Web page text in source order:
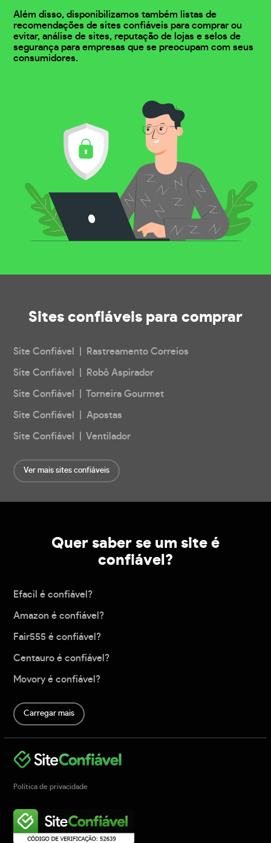
Além disso, disponibilizamos também listas de
recomendações de sites confiáveis para comprar ou
evitar, análise de sites, reputação de lojas e selos de
segurança para empresas que se preocupam com seus
consumidores.
Sites confiáveis para comprar
Site Confiável | Rastreamento Correios
Site Confiável | Robô Aspirador
Site Confiável | Torneira Gourmet
Site Confiável | Apostas
Site Confiável | Ventilador
Ver mais sites confiáveis
Quer saber se um site é
confiável?
Efacil é confiável?
Amazon é confiável?
Fair555 é confiável?
Centauro é confiável?
Movory é confiável?
Carregar mais
Política de privacidade